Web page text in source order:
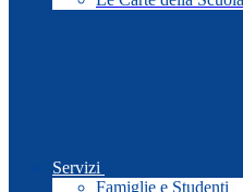
Servizi
Famiglie e Studenti